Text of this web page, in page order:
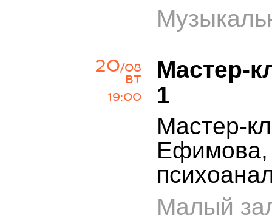
20/08
ВТ
19:00
Мастер-
1
Мастер-
Ефимова,
Малый